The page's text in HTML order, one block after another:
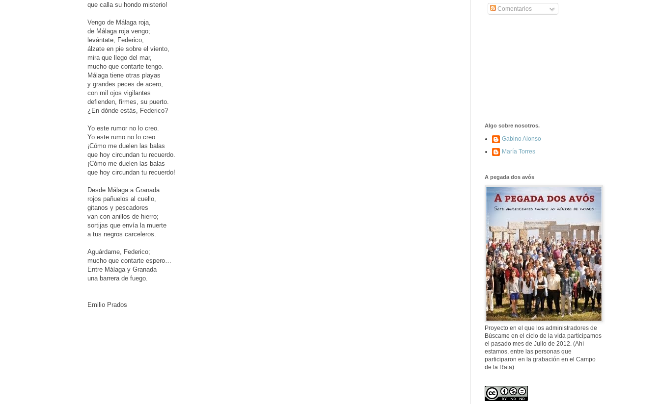
que calla su hondo misterio!
Vengo de Málaga roja,
de Málaga roja vengo;
levántate, Federico,
álzate en pie sobre el viento,
mira que llego del mar,
mucho que contarte tengo.
Málaga tiene otras playas
y grandes peces de acero,
con mil ojos vigilantes
defienden, firmes, su puerto.
¿En dónde estás, Federico?
Yo este rumor no lo creo.
Yo este rumo no lo creo.
¡Cómo me duelen las balas
que hoy circundan tu recuerdo.
¡Cómo me duelen las balas
que hoy circundan tu recuerdo!
Desde Málaga a Granada
rojos pañuelos al cuello,
gitanos y pescadores
van con anillos de hierro;
sortijas que envía la muerte
a tus negros carceleros.
Aguárdame, Federico;
mucho que contarte espero…
Entre Málaga y Granada
una barrera de fuego.
Emilio Prados
577. Nos fusilaron
fusilaron mal
307. Vuestros
nombres no se han
borrado en la
Historia
Comentarios
Algo sobre nosotros.
Gabino Alonso
María Torres
A pegada dos avós
Proyecto en el que los administradores de
Búscame en el ciclo de la vida participamos
el pasado mes de Julio de 2012. (Ahí
estamos, entre las personas que
participaron en la grabación en el Campo
de la Rata)